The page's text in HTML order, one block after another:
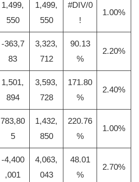
1,499,
550
1,499,
550
#DIV/0
!
1.00%
-363,7
83
3,323,
712
90.13
%
2.20%
1,501,
894
3,593,
728
171.80
%
2.40%
783,80
5
1,432,
850
220.76
%
1.00%
-4,400
,001
4,063,
043
48.01
%
2.70%